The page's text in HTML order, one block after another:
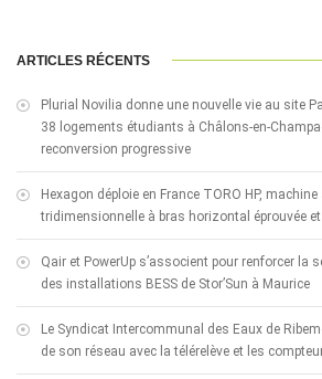
ARTICLES RÉCENTS
Plurial Novilia donne une nouvelle vie au site
38 logements étudiants à Châlons-en-
reconversion progressive
Hexagon déploie en France TORO HP,
tridimensionnelle à bras horizontal éprouvée
Qair et PowerUp s’associent pour renforcer la
des installations BESS de Stor’Sun à Maurice
Le Syndicat Intercommunal des Eaux de
de son réseau avec la télérelève et les